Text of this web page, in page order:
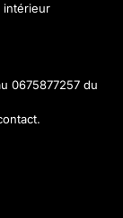
intérieur
0675877257 du